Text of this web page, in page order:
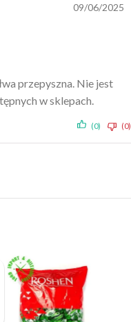
09/06/2025
przepyszna. Nie jest
w sklepach.
(0) (0)